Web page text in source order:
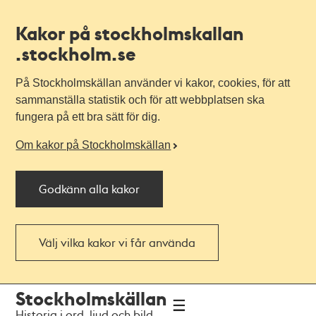
Kakor på stockholmskallan
.stockholm.se
På Stockholmskällan använder vi kakor, cookies, för att
sammanställa statistik och för att webbplatsen ska
fungera på ett bra sätt för dig.
Om kakor på Stockholmskällan
Godkänn alla kakor
Välj vilka kakor vi får använda
navigationen
huvudinnehållet
Stockholmskällan